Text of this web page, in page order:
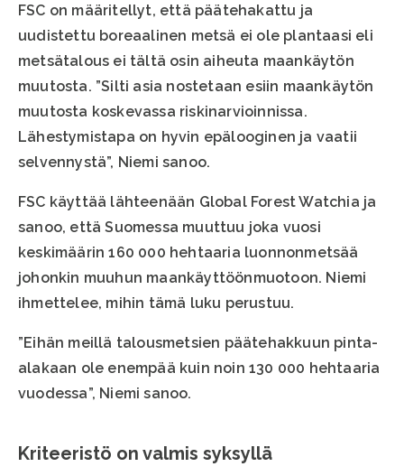
FSC on määritellyt, että päätehakattu ja
uudistettu boreaalinen metsä ei ole plantaasi eli
metsätalous ei tältä osin aiheuta maankäytön
muutosta. ”Silti asia nostetaan esiin maankäytön
muutosta koskevassa riskinarvioinnissa.
Lähestymistapa on hyvin epälooginen ja vaatii
selvennystä”, Niemi sanoo.
FSC käyttää lähteenään Global Forest Watchia ja
sanoo, että Suomessa muuttuu joka vuosi
keskimäärin 160 000 hehtaaria luonnonmetsää
johonkin muuhun maankäyttöönmuotoon. Niemi
ihmettelee, mihin tämä luku perustuu.
”Eihän meillä talousmetsien päätehakkuun pinta-
alakaan ole enempää kuin noin 130 000 hehtaaria
vuodessa”, Niemi sanoo.
Kriteeristö on valmis syksyllä